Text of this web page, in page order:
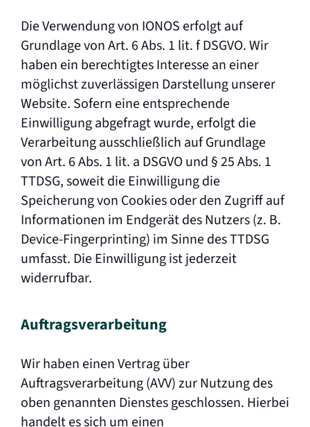
Die Verwendung von IONOS erfolgt auf
Grundlage von Art. 6 Abs. 1 lit. f DSGVO. Wir
haben ein berechtigtes Interesse an einer
möglichst zuverlässigen Darstellung unserer
Website. Sofern eine entsprechende
Einwilligung abgefragt wurde, erfolgt die
Verarbeitung ausschließlich auf Grundlage
von Art. 6 Abs. 1 lit. a DSGVO und § 25 Abs. 1
TTDSG, soweit die Einwilligung die
Speicherung von Cookies oder den Zugriff auf
Informationen im Endgerät des Nutzers (z. B.
Device-Fingerprinting) im Sinne des TTDSG
umfasst. Die Einwilligung ist jederzeit
widerrufbar.
Auftragsverarbeitung
Wir haben einen Vertrag über
Auftragsverarbeitung (AVV) zur Nutzung des
oben genannten Dienstes geschlossen. Hierbei
handelt es sich um einen